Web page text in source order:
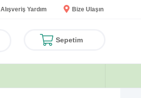
Alışveriş Yardım Bize Ulaşın
Sepetim